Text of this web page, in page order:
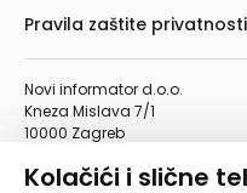
Kolačići i slične
Novi informator d.o.o.
Kneza Mislava 7/1
10000 Zagreb
Telefaks: 01/4612-553
Pravila zaštite privatnosti